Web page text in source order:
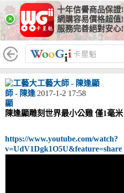
×
十年信譽商品保證!
網購容易價格超值!
服務完善絕對安心!
工藝大師 - 陳逢顯
2017-1-2 17:58
陳逢顯雕刻世界最小公雞 僅1毫米
https://www.youtube.com/watch?
v=UdV1Dgk1O5U&feature=share